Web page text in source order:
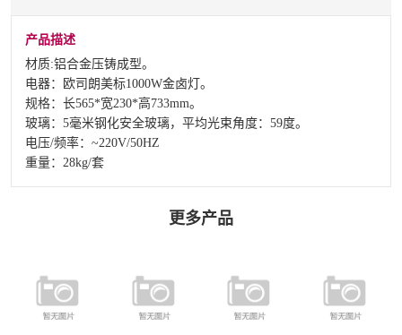
产品描述
材质:铝合金压铸成型。
电器：欧司朗美标1000W金卤灯。
规格：长565*宽230*高733mm。
玻璃：5毫米钢化安全玻璃，平均光束角度：59度。
电压/频率：~220V/50HZ
重量：28kg/套
更多产品
铝合金专业足
球场专用灯
（高级定制）
FYD-400铝合
金压铸灯具
（直泡）
FYD-1000铝合
金压铸灯具
（圆泡）
FD-027A运动
场专业灯具